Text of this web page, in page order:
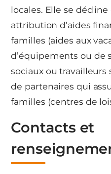
locales. Elle se
attribution d’aides
familles (aides aux
d’équipements ou de
sociaux ou
de partenaires qui
familles (centres de
Contacts et